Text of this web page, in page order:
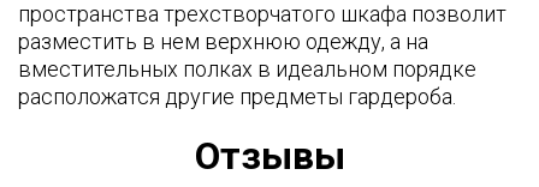
пространства трехстворчатого шкафа позволит
разместить в нем верхнюю одежду, а на
вместительных полках в идеальном порядке
расположатся другие предметы гардероба.
Отзывы